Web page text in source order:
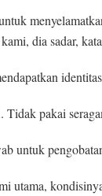
dia sadar,
Tidak pakai
untuk
utama,